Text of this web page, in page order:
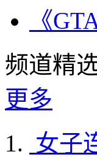
《
频道精
更多
女子